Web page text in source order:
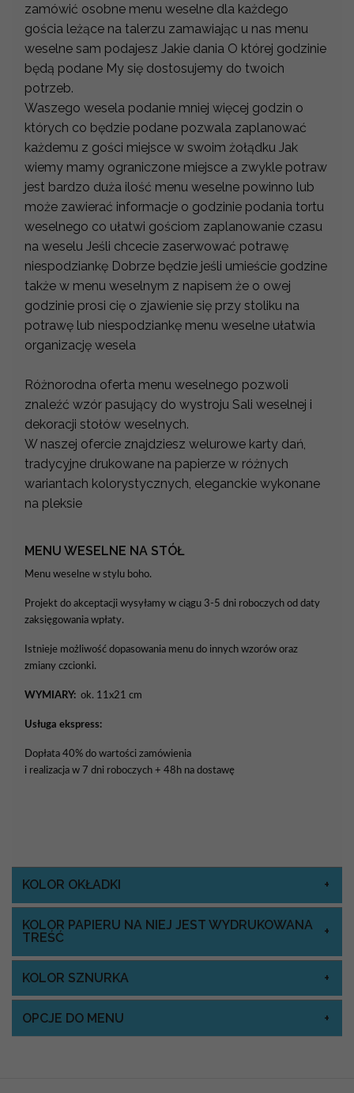
zamówić osobne menu weselne dla każdego
gościa leżące na talerzu zamawiając u nas menu
weselne sam podajesz Jakie dania O której godzinie
będą podane My się dostosujemy do twoich
potrzeb.
Waszego wesela podanie mniej więcej godzin o
których co będzie podane pozwala zaplanować
każdemu z gości miejsce w swoim żołądku Jak
wiemy mamy ograniczone miejsce a zwykle potraw
jest bardzo duża ilość menu weselne powinno lub
może zawierać informacje o godzinie podania tortu
weselnego co ułatwi gościom zaplanowanie czasu
na weselu Jeśli chcecie zaserwować potrawę
niespodziankę Dobrze będzie jeśli umieście godzine
także w menu weselnym z napisem że o owej
godzinie prosi cię o zjawienie się przy stoliku na
potrawę lub niespodziankę menu weselne ułatwia
organizację wesela
Różnorodna oferta menu weselnego pozwoli
znaleźć wzór pasujący do wystroju Sali weselnej i
dekoracji stołów weselnych.
W naszej ofercie znajdziesz welurowe karty dań,
tradycyjne drukowane na papierze w różnych
wariantach kolorystycznych, eleganckie wykonane
na pleksie
MENU WESELNE NA STÓŁ
Menu weselne w stylu boho.
Projekt do akceptacji wysyłamy w ciągu 3-5 dni roboczych od daty
zaksięgowania wpłaty.
Istnieje możliwość dopasowania menu do innych wzorów oraz
zmiany czcionki.
WYMIARY: ok. 11x21 cm
Usługa ekspress:
Dopłata 40% do wartości zamówienia
i realizacja w 7 dni roboczych + 48h na dostawę
KOLOR OKŁADKI
KOLOR PAPIERU NA NIEJ JEST WYDRUKOWANA
TREŚĆ
KOLOR SZNURKA
OPCJE DO MENU